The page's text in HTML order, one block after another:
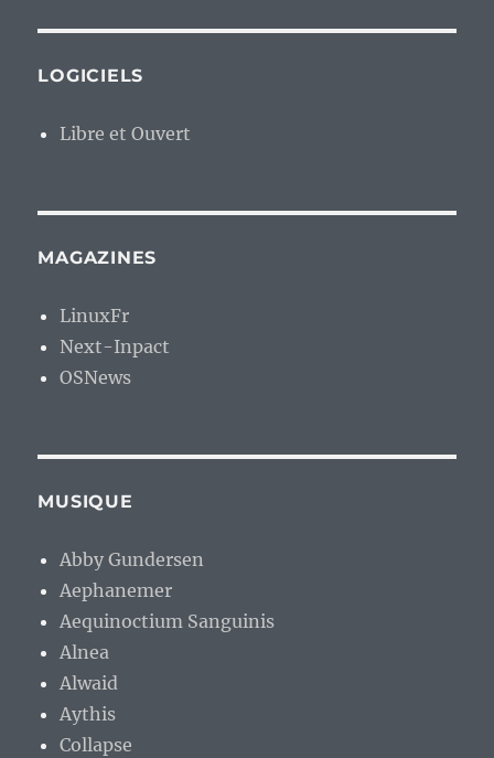
LOGICIELS
Libre et Ouvert
MAGAZINES
LinuxFr
Next-Inpact
OSNews
MUSIQUE
Abby Gundersen
Aephanemer
Aequinoctium Sanguinis
Alnea
Alwaid
Aythis
Collapse